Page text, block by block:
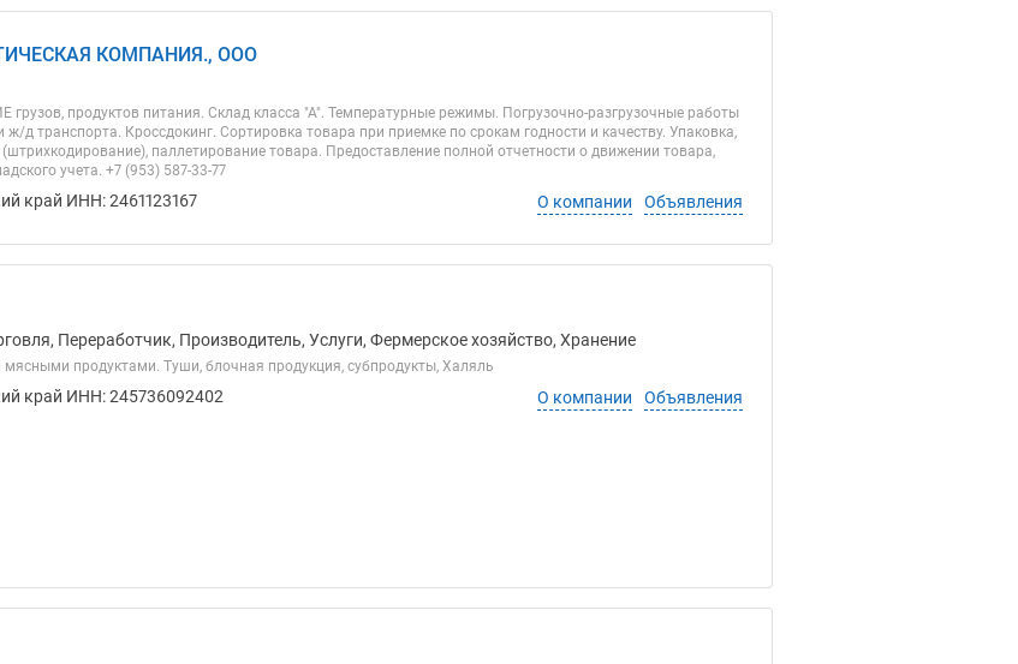
КОМПАНИЯ., ООО
продуктов питания. Склад класса "А". Температурные режимы. Погрузочно-разгрузочные работы
д транспорта. Кроссдокинг. Сортировка товара при приемке по срокам годности и качеству. Упаковка,
паллетирование товара. Предоставление полной отчетности о движении товара,
учета. +7 (953) 587-33-77
край ИНН: 2461123167 О компании Объявления
Переработчик, Производитель, Услуги, Фермерское хозяйство, Хранение
продуктами. Туши, блочная продукция, субпродукты, Халяль
край ИНН: 245736092402 О компании Объявления